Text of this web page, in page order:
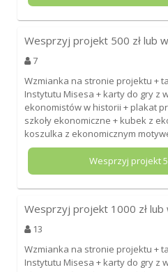
Wesprzyj projekt 500 zł lub
7
Wzmianka na stronie projektu +
Instytutu Misesa + karty do gry z
ekonomistów w historii + plakat
szkoły ekonomiczne + kubek z
koszulka z ekonomicznym
Wesprzyj projekt
Wesprzyj projekt 1000 zł
13
Wzmianka na stronie projektu +
Instytutu Misesa + karty do gry z